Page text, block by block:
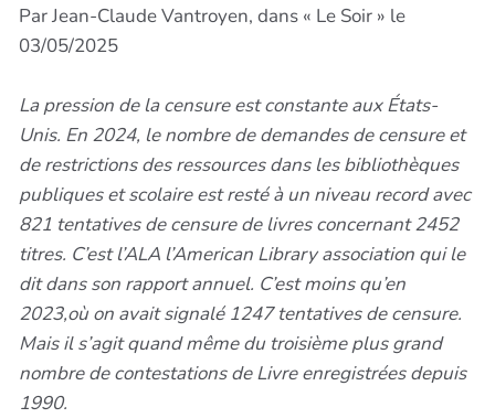
Par Jean-Claude Vantroyen, dans « Le Soir » le
03/05/2025
La pression de la censure est constante aux États-
Unis. En 2024, le nombre de demandes de censure et
de restrictions des ressources dans les bibliothèques
publiques et scolaire est resté à un niveau record avec
821 tentatives de censure de livres concernant 2452
titres. C’est l’ALA l’American Library association qui le
dit dans son rapport annuel. C’est moins qu’en
2023,où on avait signalé 1247 tentatives de censure.
Mais il s’agit quand même du troisième plus grand
nombre de contestations de Livre enregistrées depuis
1990.